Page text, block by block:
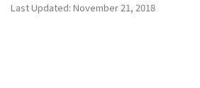
Last Updated: November 21, 2018